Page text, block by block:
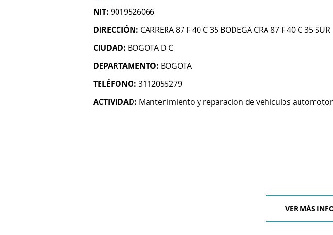
NIT: 9019526066
DIRECCIÓN: CARRERA 87 F 40 C 35 BODEGA CRA 87 F 40 C 35 SUR
CIUDAD: BOGOTA D C
DEPARTAMENTO: BOGOTA
TELÉFONO: 3112055279
ACTIVIDAD: Mantenimiento y reparacion de vehiculos
VER MÁS